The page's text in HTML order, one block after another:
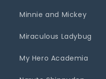
Minnie and Mickey
Miraculous Ladybug
My Hero Academia